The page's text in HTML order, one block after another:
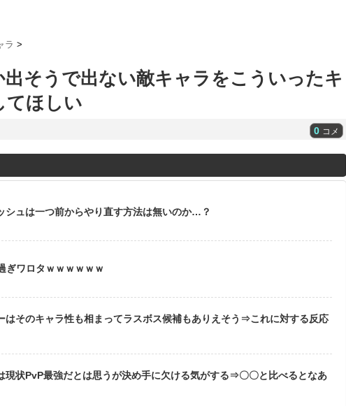
ラ >
出そうで出ない敵キャラをこういったキ
てほしい
0 コメ
シュは一つ前からやり直す方法は無いのか…？
ぎワロタｗｗｗｗｗｗ
はそのキャラ性も相まってラスボス候補もありえそう⇒これに対する反応
現状PvP最強だとは思うが決め手に欠ける気がする⇒〇〇と比べるとなあ